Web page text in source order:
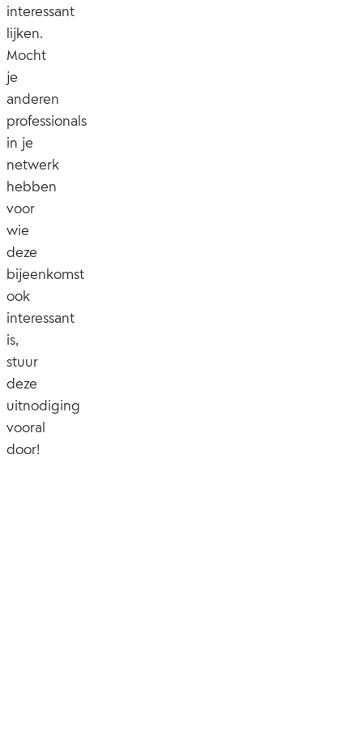
interessant
lijken.
Mocht
je
anderen
professionals
in je
netwerk
hebben
voor
wie
deze
bijeenkomst
ook
interessant
is,
stuur
deze
uitnodiging
vooral
door!